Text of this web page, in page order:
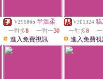
V299865 半溫柔
一對多8 一對一30
進入免費視訊
V301324
一對多8
進入免費